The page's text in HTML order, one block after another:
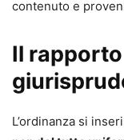
contenuto e
Il
L’ordinanza si